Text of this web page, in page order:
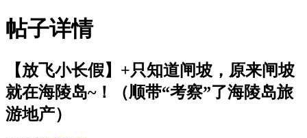
帖子详情
【放飞小长假】+只知道闸坡，原来闸坡
就在海陵岛~！（顺带“考察”了海陵岛旅
游地产）